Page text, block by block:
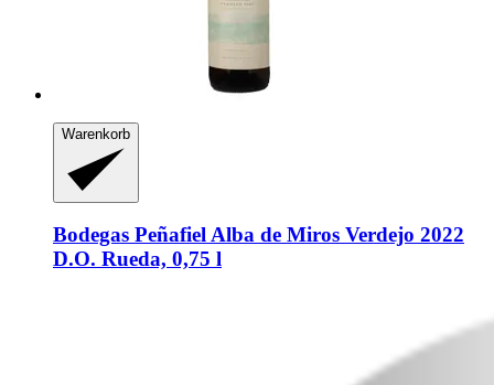
Warenkorb
Bodegas PeñafielAlba de Miros Verdejo 2022
D.O. Rueda, 0,75 l